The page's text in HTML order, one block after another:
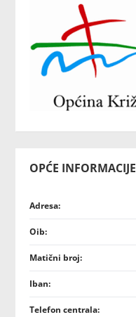
OPĆE INFORMACIJE
Adresa:
Oib:
Matični broj:
Iban:
Telefon centrala: